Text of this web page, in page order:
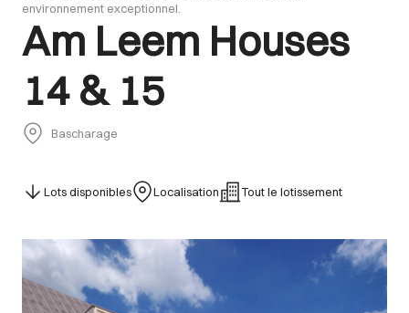
environnement exceptionnel.
Am Leem Houses
14 & 15
Bascharage
Lots disponibles Localisation Tout le lotissement
Images Gallery